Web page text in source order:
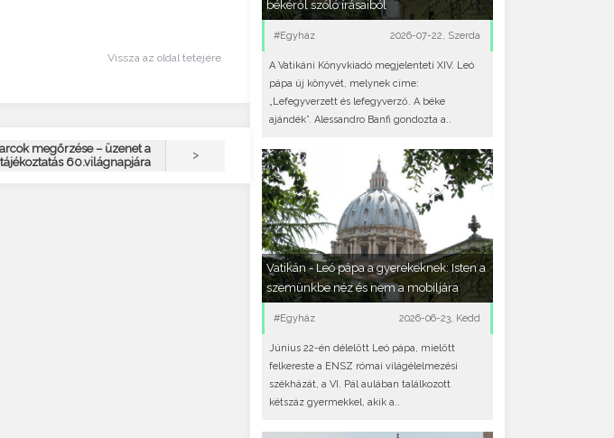
Vissza az oldal tetejére
békéről szóló írásaiból
#Egyház 2026-07-22, Szerda
A Vatikáni Könyvkiadó megjelenteti XIV. Leó
pápa új könyvét, melynek címe:
„Lefegyverzett és lefegyverző. A béke
ajándék”. Alessandro Banfi gondozta a..
Vatikán - Leó pápa a gyerekeknek: Isten a
szemünkbe néz és nem a mobiljára
#Egyház 2026-06-23, Kedd
Június 22-én délelőtt Leó pápa, mielőtt
felkereste a ENSZ római világélelmezési
székházát, a VI. Pál aulában találkozott
kétszáz gyermekkel, akik a..
megőrzése – üzenet a
60.világnapjára
>